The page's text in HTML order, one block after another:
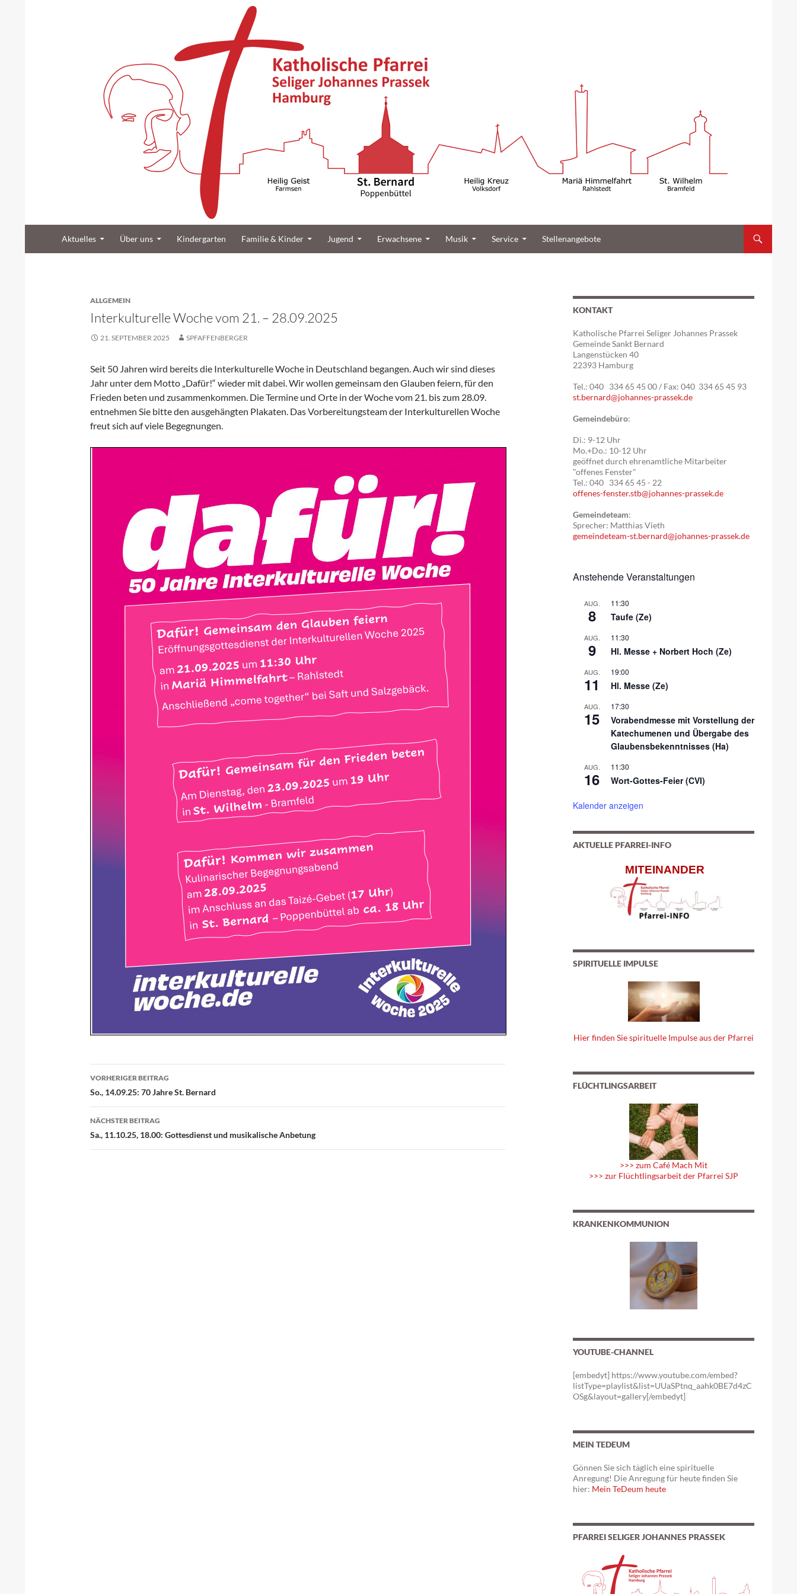
Katholische Gemeinde Sankt Bernard Poppenbüttel
Aktuelles Über uns Kindergarten Familie & Kinder Jugend Erwachsene Musik Service Stellenangebote
ALLGEMEIN
Interkulturelle Woche vom 21. – 28.09.2025
21. SEPTEMBER 2025 SPFAFFENBERGER
Seit 50 Jahren wird bereits die Interkulturelle Woche in Deutschland begangen. Auch wir sind dieses
Jahr unter dem Motto „Dafür!“ wieder mit dabei. Wir wollen gemeinsam den Glauben feiern, für den
Frieden beten und zusammenkommen. Die Termine und Orte in der Woche vom 21. bis zum 28.09.
entnehmen Sie bitte den ausgehängten Plakaten. Das Vorbereitungsteam der Interkulturellen Woche
freut sich auf viele Begegnungen.
Beitragsnavigation
VORHERIGER BEITRAG
So., 14.09.25: 70 Jahre St. Bernard
NÄCHSTER BEITRAG
Sa., 11.10.25, 18.00: Gottesdienst und musikalische Anbetung
KONTAKT
Katholische Pfarrei Seliger Johannes Prassek
Gemeinde Sankt Bernard
Langenstücken 40
22393 Hamburg
Tel.: 040 334 65 45 00 / Fax: 040 334 65 45 93
st.bernard@johannes-prassek.de
Gemeindebüro:
Di.: 9-12 Uhr
Mo.+Do.: 10-12 Uhr
geöffnet durch ehrenamtliche Mitarbeiter
"offenes Fenster"
Tel.: 040 334 65 45 - 22
offenes-fenster.stb@johannes-prassek.de
Gemeindeteam:
Sprecher: Matthias Vieth
gemeindeteam-st.bernard@johannes-prassek.de
Anstehende Veranstaltungen
AUG.
8
11:30
Taufe (Ze)
AUG.
9
11:30
Hl. Messe + Norbert Hoch (Ze)
AUG.
11
19:00
Hl. Messe (Ze)
AUG.
15
17:30
Vorabendmesse mit Vorstellung der
Katechumenen und Übergabe des
Glaubensbekenntnisses (Ha)
AUG.
16
11:30
Wort-Gottes-Feier (CVI)
Kalender anzeigen
AKTUELLE PFARREI-INFO
MITEINANDER
SPIRITUELLE IMPULSE
Hier finden Sie spirituelle Impulse aus der Pfarrei
FLÜCHTLINGSARBEIT
>>> zum Café Mach Mit
>>> zur Flüchtlingsarbeit der Pfarrei SJP
KRANKENKOMMUNION
YOUTUBE-CHANNEL
[embedyt] https://www.youtube.com/embed?
listType=playlist&list=UUaSPtnq_aahk0BE7d4zC
OSg&layout=gallery[/embedyt]
MEIN TEDEUM
Gönnen Sie sich täglich eine spirituelle
Anregung! Die Anregung für heute finden Sie
hier: Mein TeDeum heute
PFARREI SELIGER JOHANNES PRASSEK